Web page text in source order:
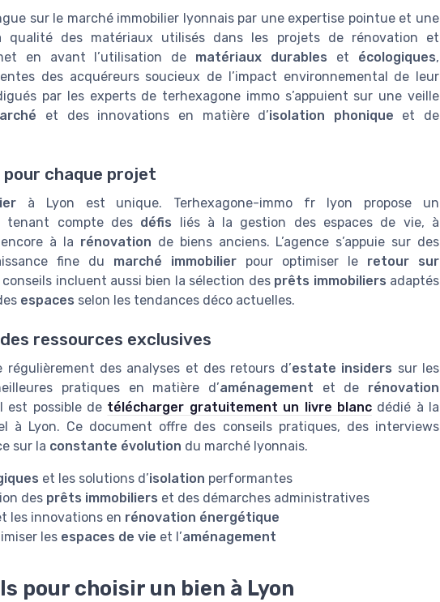
sur le marché immobilier lyonnais par une expertise pointue et une
des matériaux utilisés dans les projets de rénovation et
en avant l’utilisation de matériaux durables et écologiques,
des acquéreurs soucieux de l’impact environnemental de leur
par les experts de terhexagone immo s’appuient sur une veille
et des innovations en matière d’isolation phonique et de
chaque projet
à Lyon est unique. Terhexagone-immo fr lyon propose un
tenant compte des défis liés à la gestion des espaces de vie, à
à la rénovation de biens anciens. L’agence s’appuie sur des
fine du marché immobilier pour optimiser le retour sur
incluent aussi bien la sélection des prêts immobiliers adaptés
espaces selon les tendances déco actuelles.
ressources exclusives
des analyses et des retours d’estate insiders sur les
pratiques en matière d’aménagement et de rénovation
est possible de télécharger gratuitement un livre blancdédié à la
à Lyon. Ce document offre des conseils pratiques, des interviews
sur la constante évolution du marché lyonnais.
et les solutions d’isolation performantes
des prêts immobiliers et des démarches administratives
les innovations en rénovation énergétique
les espaces de vie et l’aménagement
pour choisir un bien à Lyon